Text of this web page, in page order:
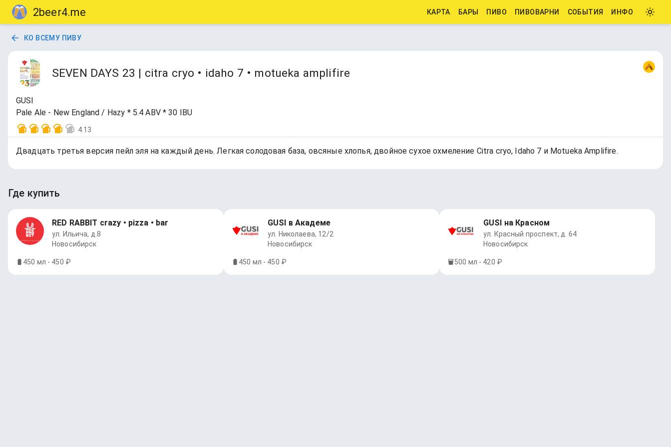
2beer4.me КАРТА БАРЫ ПИВО ПИВОВАРНИ СОБЫТИЯ ИНФО
КО ВСЕМУ ПИВУ
SEVEN DAYS 23 | citra cryo • idaho 7 • motueka amplifire
GUSI
Pale Ale - New England / Hazy * 5.4 ABV * 30 IBU
4.13
Двадцать третья версия пейл эля на каждый день. Легкая солодовая база, овсяные хлопья, двойное сухое охмеление Citra cryo, Idaho 7 и Motueka Amplifire.
Где купить
RED RABBIT crazy • pizza • bar
ул. Ильича, д.8
Новосибирск
450 мл - 450 ₽
GUSI в Академе
ул. Николаева, 12/2
Новосибирск
450 мл - 450 ₽
GUSI на Красном
ул. Красный проспект, д. 64
Новосибирск
500 мл - 420 ₽